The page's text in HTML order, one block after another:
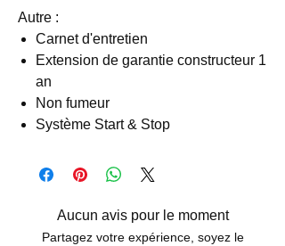
Autre :
Carnet d'entretien
Extension de garantie constructeur 1
an
Non fumeur
Système Start & Stop
Aucun avis pour le moment
Partagez votre expérience, soyez le